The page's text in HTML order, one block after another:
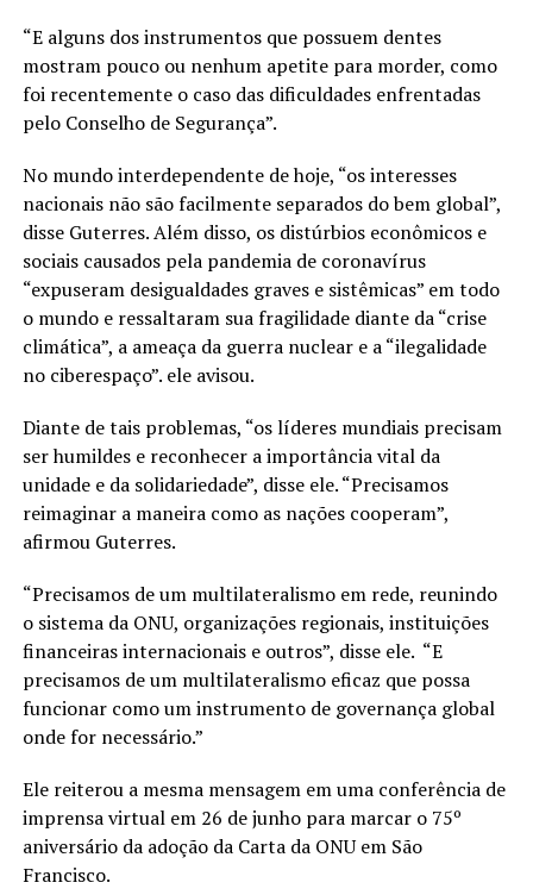
“E alguns dos instrumentos que possuem dentes
mostram pouco ou nenhum apetite para morder, como
foi recentemente o caso das dificuldades enfrentadas
pelo Conselho de Segurança”.
No mundo interdependente de hoje, “os interesses
nacionais não são facilmente separados do bem global”,
disse Guterres. Além disso, os distúrbios econômicos e
sociais causados ​​pela pandemia de coronavírus
“expuseram desigualdades graves e sistêmicas” em todo
o mundo e ressaltaram sua fragilidade diante da “crise
climática”, a ameaça da guerra nuclear e a “ilegalidade
no ciberespaço”. ele avisou.
Diante de tais problemas, “os líderes mundiais precisam
ser humildes e reconhecer a importância vital da
unidade e da solidariedade”, disse ele. “Precisamos
reimaginar a maneira como as nações cooperam”,
afirmou Guterres.
“Precisamos de um multilateralismo em rede, reunindo
o sistema da ONU, organizações regionais, instituições
financeiras internacionais e outros”, disse ele. “E
precisamos de um multilateralismo eficaz que possa
funcionar como um instrumento de governança global
onde for necessário.”
Ele reiterou a mesma mensagem em uma conferência de
imprensa virtual em 26 de junho para marcar o 75º
aniversário da adoção da Carta da ONU em São
Francisco.